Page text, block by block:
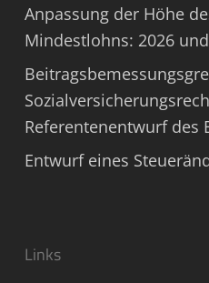
Anpassung der Höhe
Mindestlohns: 2026
Referentenentwurf des
Entwurf eines
Links